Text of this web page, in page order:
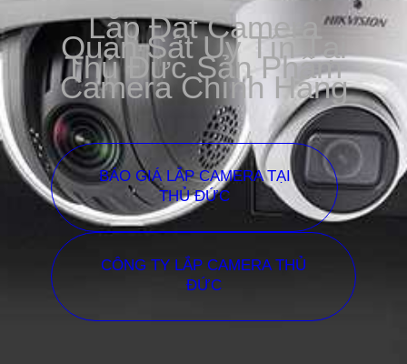
Lắp Đặt Camera
Quan Sát Uy Tín Tại
Thủ Đức Sản Phẩm
Camera Chính Hãng
BÁO GIÁ LẮP CAMERA TẠI
THỦ ĐỨC
CÔNG TY LẮP CAMERA THỦ
ĐỨC